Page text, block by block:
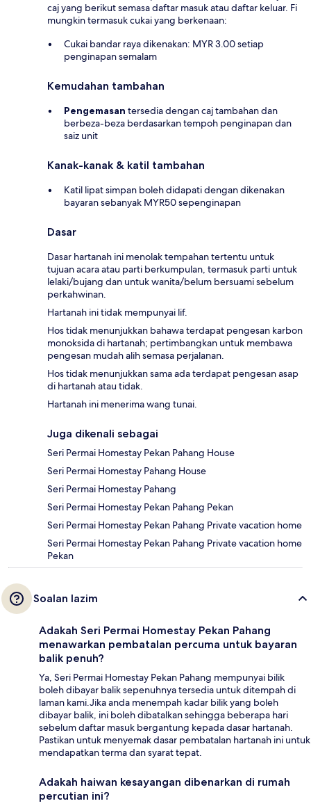
caj yang berikut semasa daftar masuk atau daftar keluar. Fi
mungkin termasuk cukai yang berkenaan:
Cukai bandar raya dikenakan: MYR 3.00 setiap
penginapan semalam
Kemudahan tambahan
Pengemasan tersedia dengan caj tambahan dan
berbeza-beza berdasarkan tempoh penginapan dan
saiz unit
Kanak-kanak & katil tambahan
Katil lipat simpan boleh didapati dengan dikenakan
bayaran sebanyak MYR50 sepenginapan
Dasar
Dasar hartanah ini menolak tempahan tertentu untuk
tujuan acara atau parti berkumpulan, termasuk parti untuk
lelaki/bujang dan untuk wanita/belum bersuami sebelum
perkahwinan.
Hartanah ini tidak mempunyai lif.
Hos tidak menunjukkan bahawa terdapat pengesan karbon
monoksida di hartanah; pertimbangkan untuk membawa
pengesan mudah alih semasa perjalanan.
Hos tidak menunjukkan sama ada terdapat pengesan asap
di hartanah atau tidak.
Hartanah ini menerima wang tunai.
Juga dikenali sebagai
Seri Permai Homestay Pekan Pahang House
Seri Permai Homestay Pahang House
Seri Permai Homestay Pahang
Seri Permai Homestay Pekan Pahang Pekan
Seri Permai Homestay Pekan Pahang Private vacation home
Seri Permai Homestay Pekan Pahang Private vacation home
Pekan
Soalan lazim
Adakah Seri Permai Homestay Pekan Pahang
menawarkan pembatalan percuma untuk bayaran
balik penuh?
Ya, Seri Permai Homestay Pekan Pahang mempunyai bilik
boleh dibayar balik sepenuhnya tersedia untuk ditempah di
laman kami.Jika anda menempah kadar bilik yang boleh
dibayar balik, ini boleh dibatalkan sehingga beberapa hari
sebelum daftar masuk bergantung kepada dasar hartanah.
Pastikan untuk menyemak dasar pembatalan hartanah ini untuk
mendapatkan terma dan syarat tepat.
Adakah haiwan kesayangan dibenarkan di rumah
percutian ini?